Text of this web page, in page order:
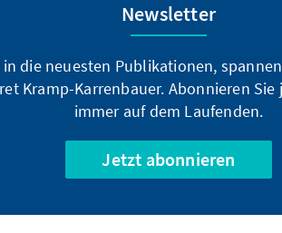
Newsletter
die neuesten Publikationen,
Kramp-Karrenbauer. Abonnieren
immer auf dem Laufenden.
Jetzt abonnieren